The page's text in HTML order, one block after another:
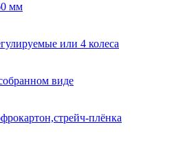
мм
или 4 колеса
виде
плёнка